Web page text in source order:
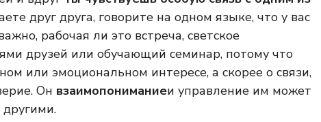
друг друга, говорите на одном языке, что у вас
рабочая ли это встреча, светское
друзей или обучающий семинар, потому что
или эмоциональном интересе, а скорее о связи,
Он взаимопониманиеи управление им может